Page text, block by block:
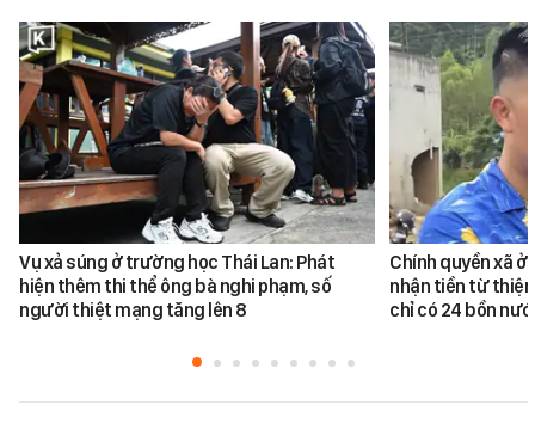
Vụ xả súng ở trường học Thái Lan: Phát
hiện thêm thi thể ông bà nghi phạm, số
người thiệt mạng tăng lên 8
Chính quyền xã ở
nhận tiền từ thiện
chỉ có 24 bồn